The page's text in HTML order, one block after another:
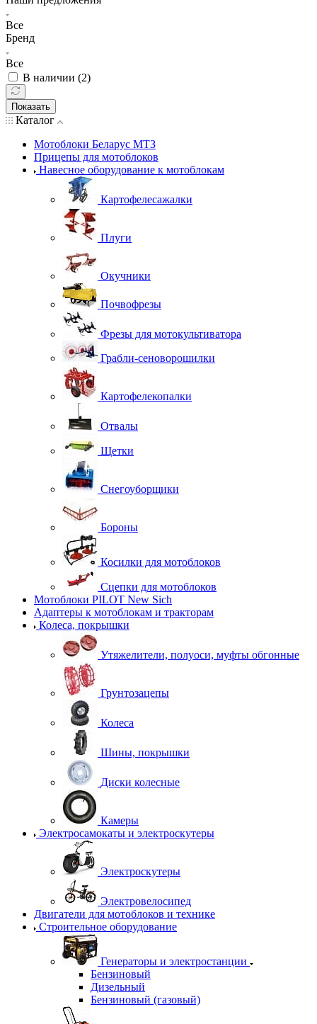
Все
Бренд
Все
В наличии (2)
Показать
Каталог
Мотоблоки Беларус МТЗ
Прицепы для мотоблоков
Навесное оборудование к мотоблокам
Картофелесажалки
Плуги
Окучники
Почвофрезы
Фрезы для мотокультиватора
Грабли-сеноворошилки
Картофелекопалки
Отвалы
Щетки
Снегоуборщики
Бороны
Косилки для мотоблоков
Сцепки для мотоблоков
Мотоблоки PILOT New Sich
Адаптеры к мотоблокам и тракторам
Колеса, покрышки
Утяжелители, полуоси, муфты обгонные
Грунтозацепы
Колеса
Шины, покрышки
Диски колесные
Камеры
Электросамокаты и электроскутеры
Электроскутеры
Электровелосипед
Двигатели для мотоблоков и технике
Строительное оборудование
Генераторы и электростанции
Бензиновый
Дизельный
Бензиновый (газовый)